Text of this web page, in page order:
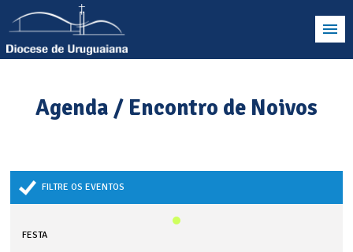
Agenda / Encontro de Noivos
FILTRE OS EVENTOS
FESTA